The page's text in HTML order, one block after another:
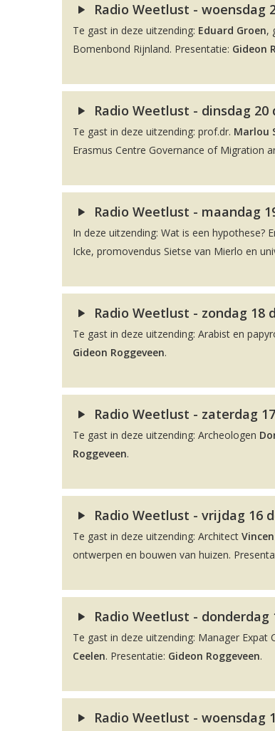
Radio Weetlust - woensdag
Te gast in deze uitzending: Eduard Groen,
Bomenbond Rijnland. Presentatie: Gideon
Radio Weetlust - dinsdag 20
Te gast in deze uitzending: prof.dr. Marlou
Erasmus Centre Governance of Migration
Radio Weetlust - maandag
In deze uitzending: Wat is een hypothese?
Icke, promovendus Sietse van Mierlo en
Radio Weetlust - zondag 18
Te gast in deze uitzending: Arabist en
Gideon Roggeveen.
Radio Weetlust - zaterdag
Te gast in deze uitzending: Archeologen
Roggeveen.
Radio Weetlust - vrijdag 16
Te gast in deze uitzending: Architect
ontwerpen en bouwen van huizen.
Radio Weetlust - donderdag
Te gast in deze uitzending: Manager
Ceelen. Presentatie: Gideon Roggeveen.
Radio Weetlust - woensdag